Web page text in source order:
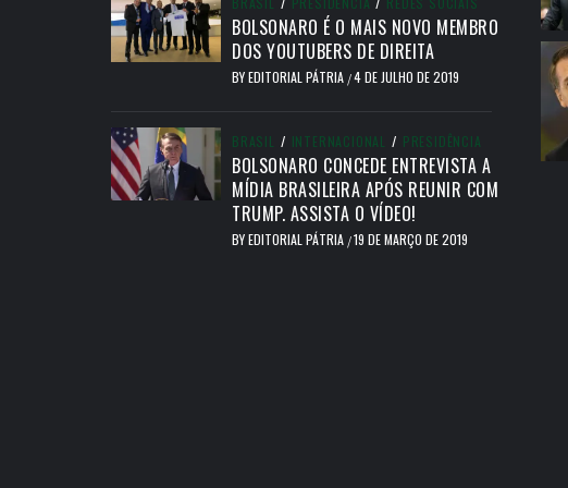
BOLSONARO É O MAIS NOVO MEMBRO
DOS YOUTUBERS DE DIREITA
BYEDITORIAL PÁTRIA /4 DE JULHO DE 2019
BRASIL / INTERNACIONAL / PRESIDÊNCIA
BOLSONARO CONCEDE ENTREVISTA A
MÍDIA BRASILEIRA APÓS REUNIR COM
TRUMP. ASSISTA O VÍDEO!
BYEDITORIAL PÁTRIA /19 DE MARÇO DE 2019